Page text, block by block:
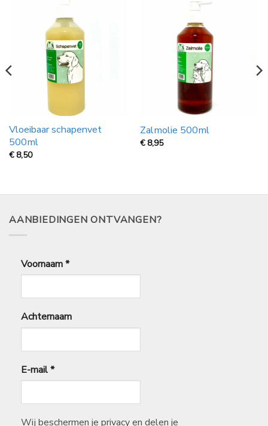
Vloeibaar schapenvet
500ml
€8,50
Zalmolie 500ml
€8,95
AANBIEDINGEN ONTVANGEN?
Voornaam*
Achternaam
E-mail*
Wij beschermen je privacy en delen je